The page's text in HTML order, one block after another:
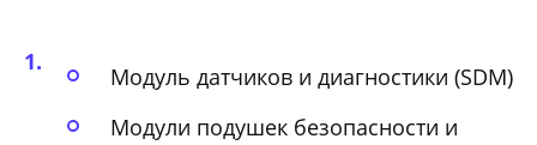
Модуль датчиков и диагностики (SDM)
Модули подушек безопасности и